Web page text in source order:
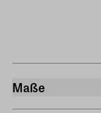
Maße